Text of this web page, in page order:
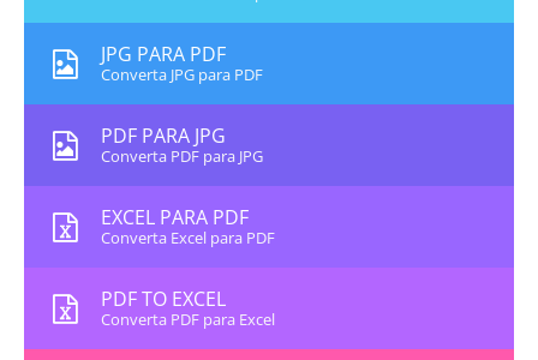
JPG PARA PDF
Converta JPG para PDF
PDF PARA JPG
Converta PDF para JPG
EXCEL PARA PDF
Converta Excel para PDF
PDF TO EXCEL
Converta PDF para Excel